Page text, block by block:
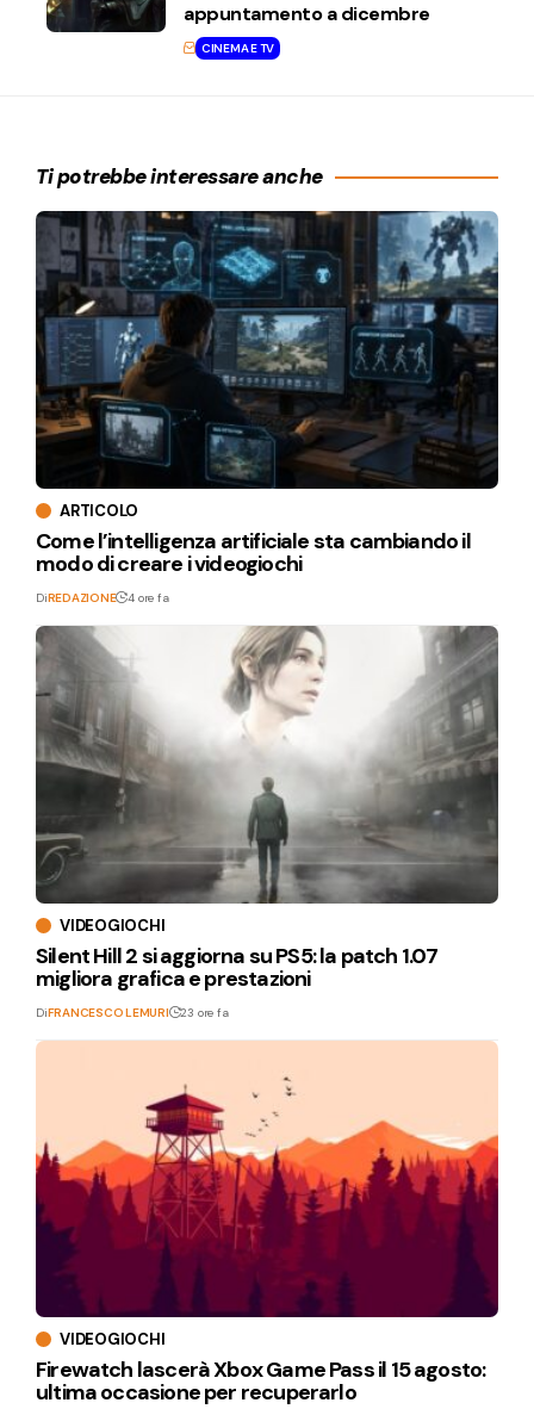
appuntamento a dicembre
CINEMA E TV
Ti potrebbe interessare anche
ARTICOLO
Come l’intelligenza artificiale sta cambiando il
modo di creare i videogiochi
DiREDAZIONE 4 ore fa
VIDEOGIOCHI
Silent Hill 2 si aggiorna su PS5: la patch 1.07
migliora grafica e prestazioni
DiFRANCESCO LEMURI 23 ore fa
VIDEOGIOCHI
Firewatch lascerà Xbox Game Pass il 15 agosto:
ultima occasione per recuperarlo